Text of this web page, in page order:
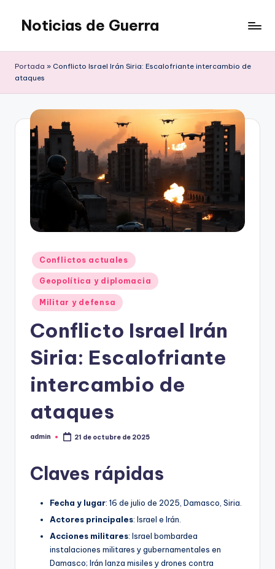
Saltar
contenido
Noticias de Guerra
Portada » Conflicto Israel Irán Siria: Escalofriante intercambio de
ataques
Publicado
en
Conflictos actuales
Geopolítica y diplomacia
Militar y defensa
Conflicto Israel Irán
Siria: Escalofriante
intercambio de
ataques
Publicado
admin 21 de octubre de 2025
Claves rápidas
Fecha y lugar: 16 de julio de 2025, Damasco, Siria.
Actores principales: Israel e Irán.
Acciones militares: Israel bombardea
instalaciones militares y gubernamentales en
Damasco; Irán lanza misiles y drones contra